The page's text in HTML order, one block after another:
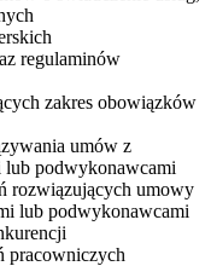
regulaminów
zakres obowiązków
umów z
lub podwykonawcami
rozwiązujących umowy
lub podwykonawcami
pracowniczych